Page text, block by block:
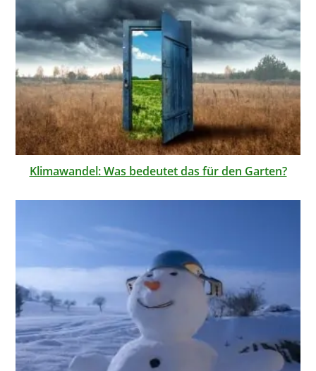
Klimawandel: Was bedeutet das für den Garten?